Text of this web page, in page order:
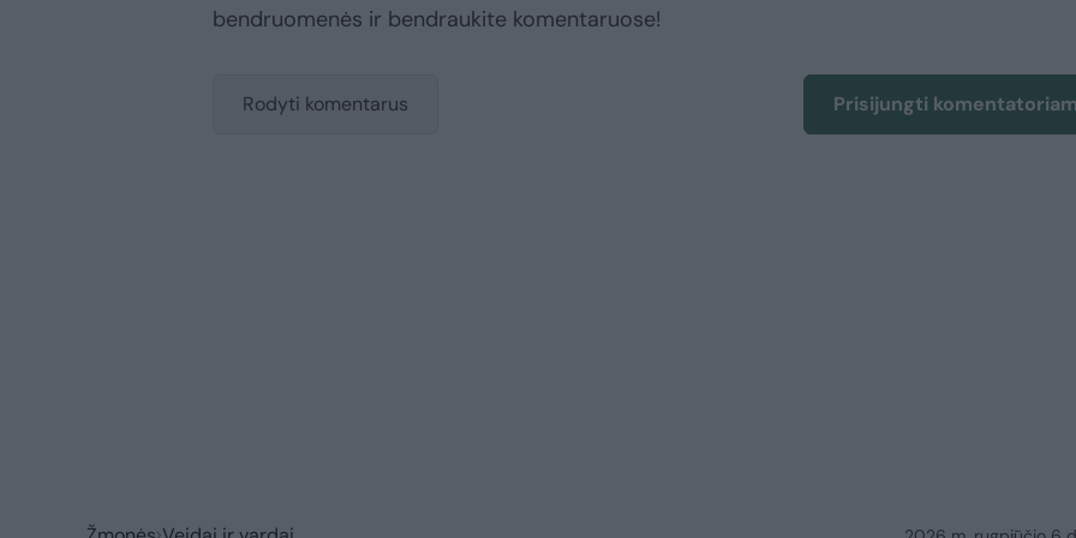
bendruomenės ir bendraukite komentaruose!
Rodyti komentarus Prisijungti